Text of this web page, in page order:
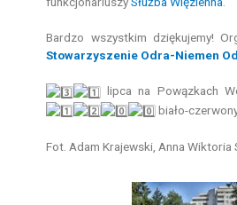
Bardzo wszystkim dziękujemy!
Stowarzyszenie Odra-Niemen
lipca na Powązkach
biało-
Fot. Adam Krajewski, Anna Wiktoria